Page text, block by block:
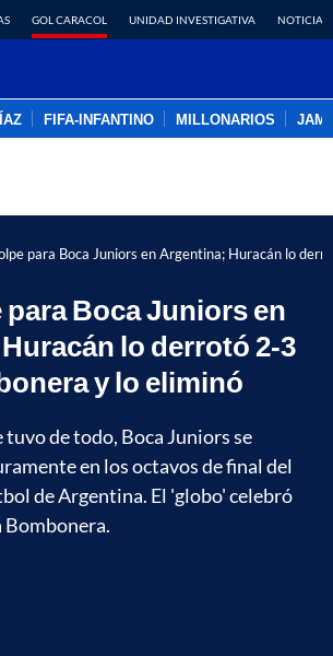
GOL CARACOL UNIDAD INVESTIGATIVA NOTICIAS
FIFA-INFANTINO MILLONARIOS
para Boca Juniors en Argentina; Huracán lo
Boca Juniors en
lo derrotó 2-3
y lo eliminó
tuvo de todo, Boca Juniors se
en los octavos de final del
de Argentina. El 'globo' celebró
Bombonera.